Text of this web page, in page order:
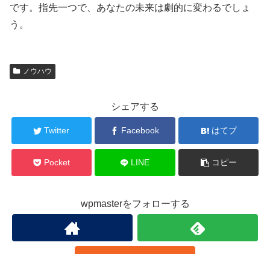
です。指先一つで、あなたの未来は劇的に変わるでしょ
う。
ノウハウ
シェアする
Twitter Facebook はてブ
Pocket LINE コピー
wpmasterをフォローする